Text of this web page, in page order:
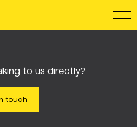
to us directly?
touch